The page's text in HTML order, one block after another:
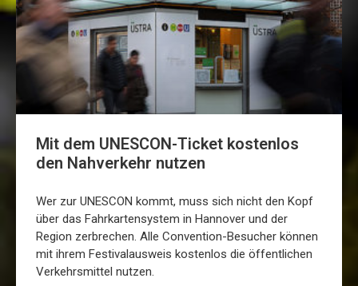
Mit dem UNESCON-Ticket kostenlos
den Nahverkehr nutzen
Wer zur UNESCON kommt, muss sich nicht den Kopf
über das Fahrkartensystem in Hannover und der
Region zerbrechen. Alle Convention-Besucher können
mit ihrem Festivalausweis kostenlos die öffentlichen
Verkehrsmittel nutzen.